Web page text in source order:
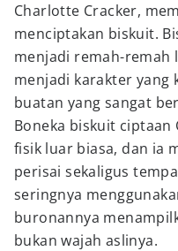
Charlotte Cracker,
menciptakan biskuit.
menjadi remah-remah
menjadi karakter yang
buatan yang sangat
Boneka biskuit ciptaan
fisik luar biasa, dan ia
perisai sekaligus
seringnya
buronannya
bukan wajah aslinya.